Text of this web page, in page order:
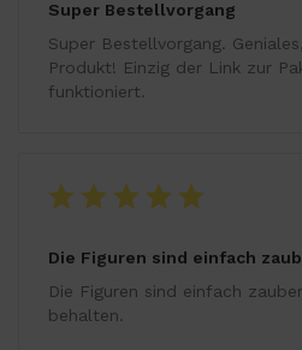
Super Bestellvorgang
Super Bestellvorgang.
Produkt! Einzig der Link zur
funktioniert.
Die Figuren sind einfach
Die Figuren sind einfach
behalten.